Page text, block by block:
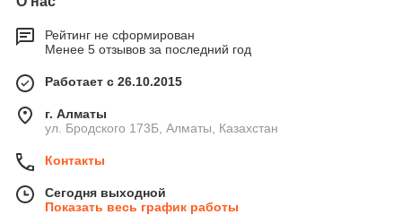
Рейтинг не сформирован
Менее 5 отзывов за последний год
Работает с 26.10.2015
г. Алматы
ул. Бродского 173Б, Алматы, Казахстан
Контакты
Сегодня выходной
Показать весь график работы